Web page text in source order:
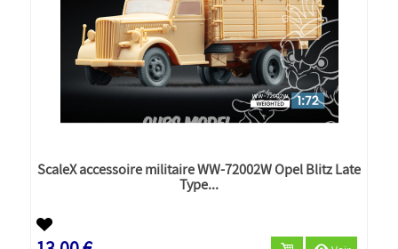
ScaleX accessoire militaire WW-72002W Opel Blitz Late
Type...